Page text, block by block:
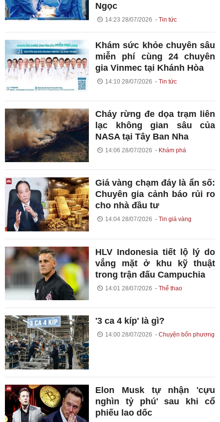
Ngọc
14:23 28/07/2026 Tin tức
Khám sức khỏe chuyên sâu
miễn phí cùng 24 chuyên
gia Vinmec tại Khánh Hòa
14:10 28/07/2026 Tin tức
Cháy rừng đe dọa trạm liên
lạc không gian sâu của
NASA tại Tây Ban Nha
14:06 28/07/2026 Khám phá
Giá vàng chạm đáy là ẩn số:
Chuyên gia cảnh báo rủi ro
cho nhà đầu tư
14:04 28/07/2026 Tin giá vàng
HLV Indonesia tiết lộ lý do
vắng mặt ở khu kỹ thuật
trong trận đấu Campuchia
14:01 28/07/2026 Thể thao
'3 ca 4 kíp' là gì?
14:00 28/07/2026 Chuyện bốn phương
Elon Musk tự nhận 'cựu
nghìn tỷ phú' sau khi cổ
phiếu lao dốc